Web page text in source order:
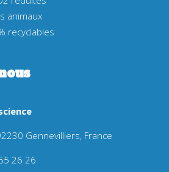
animaux
recyclables
Gennevilliers, France
26 26